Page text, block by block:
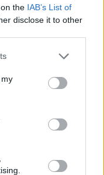
the IAB’s List of
disclose it to other
or more Google
You may click to
third-party tags to
in below Google
jármi
és
Az
és
mindenkit. A
és
a hozzá illő
A
régi
a hímzést, a